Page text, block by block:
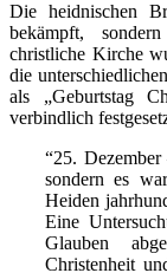
Die heidnischen
bekämpft,
christliche Kirche
die
als „Geburtstag
verbindlich
“25.
sondern es
Heiden
Eine
Glauben
Christenheit